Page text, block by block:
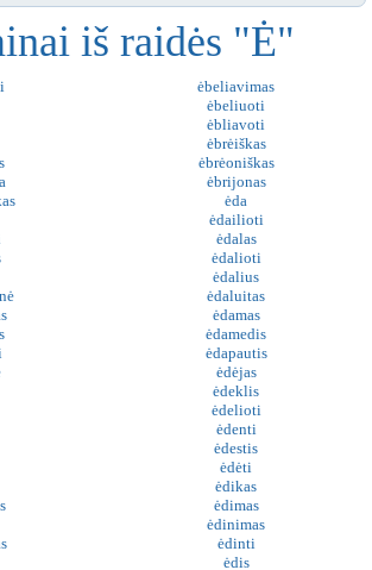
iš raidės "Ė"
ėbeliavimas
ėbeliuoti
ėbliavoti
ėbrėiškas
ėbrėoniškas
ėbrijonas
ėda
ėdailioti
ėdalas
ėdalioti
ėdalius
ėdaluitas
ėdamas
ėdamedis
ėdapautis
ėdėjas
ėdeklis
ėdelioti
ėdenti
ėdestis
ėdėti
ėdikas
ėdimas
ėdinimas
ėdinti
ėdis